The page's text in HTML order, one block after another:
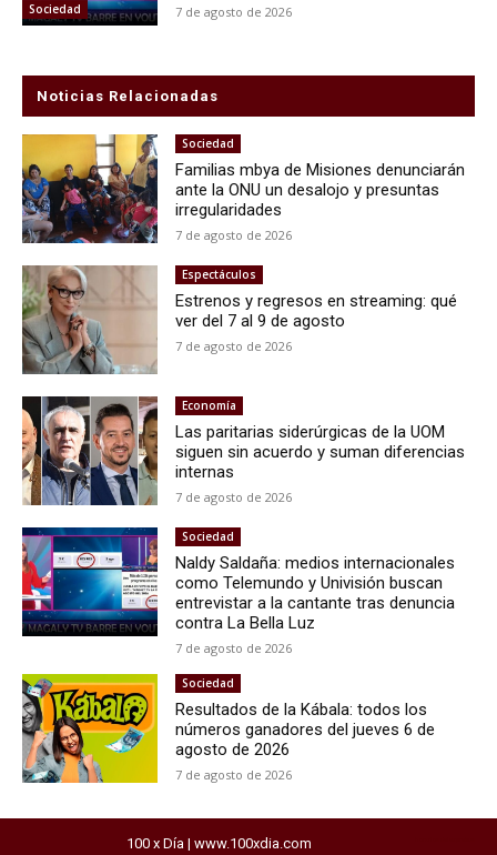
Sociedad 7 de agosto de 2026
Noticias Relacionadas
Sociedad
Familias mbya de Misiones denunciarán
ante la ONU un desalojo y presuntas
irregularidades
7 de agosto de 2026
Espectáculos
Estrenos y regresos en streaming: qué
ver del 7 al 9 de agosto
7 de agosto de 2026
Economía
Las paritarias siderúrgicas de la UOM
siguen sin acuerdo y suman diferencias
internas
7 de agosto de 2026
Sociedad
Naldy Saldaña: medios internacionales
como Telemundo y Univisión buscan
entrevistar a la cantante tras denuncia
contra La Bella Luz
7 de agosto de 2026
Sociedad
Resultados de la Kábala: todos los
números ganadores del jueves 6 de
agosto de 2026
7 de agosto de 2026
100 x Día | www.100xdia.com